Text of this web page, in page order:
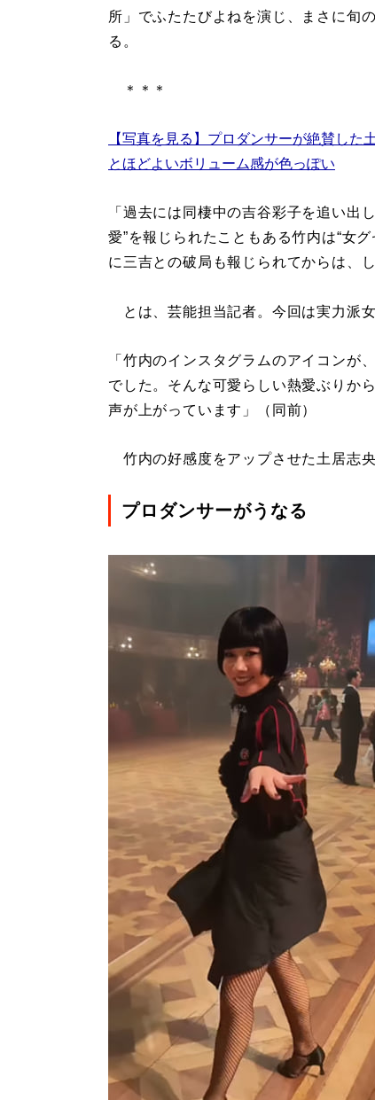
所」でふたたびよねを演じ、まさに旬
る。
＊＊＊
【写真を見る】プロダンサーが絶賛し
とほどよいボリューム感が色っぽい
「過去には同棲中の吉谷彩子を追い出
愛”を報じられたこともある竹内は“女
に三吉との破局も報じられてからは、
とは、芸能担当記者。今回は実力派
「竹内のインスタグラムのアイコン
でした。そんな可愛らしい熱愛ぶりか
声が上がっています」（同前）
竹内の好感度をアップさせた土居志
プロダンサーがうなる